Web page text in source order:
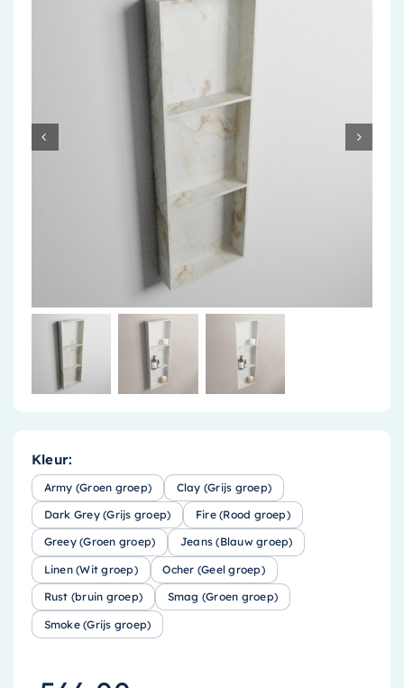
Accessoires
Klimaatbeheersing
Kleur:
Army (Groen groep) Clay (Grijs groep)
Dark Grey (Grijs groep) Fire (Rood groep)
Greey (Groen groep) Jeans (Blauw groep)
Linen (Wit groep) Ocher (Geel groep)
Rust (bruin groep) Smag (Groen groep)
Smoke (Grijs groep)